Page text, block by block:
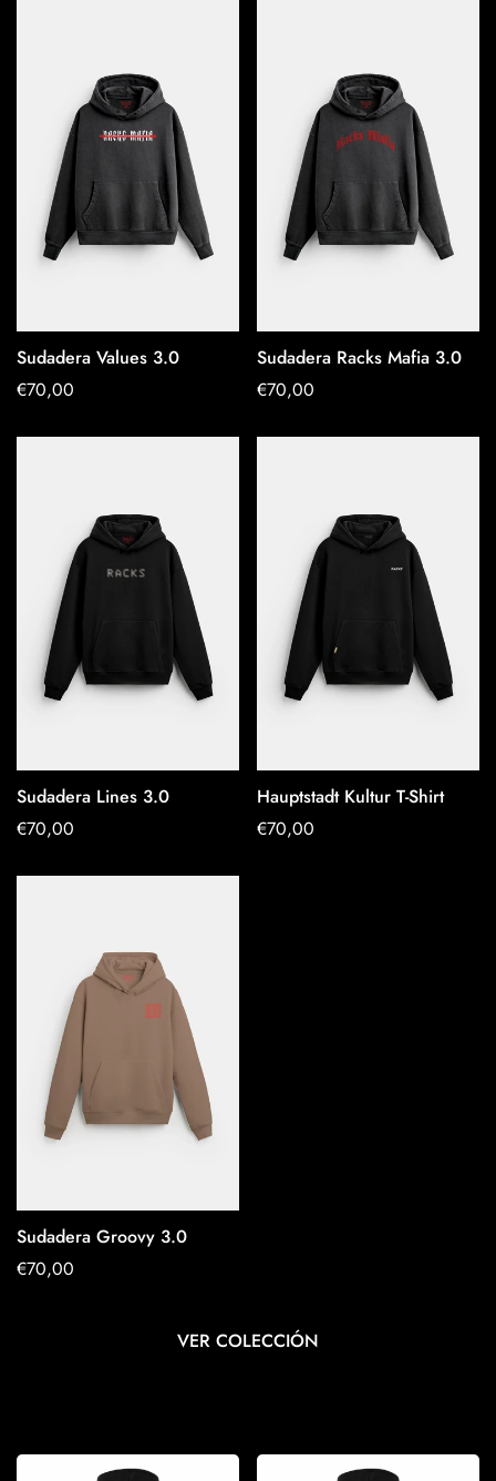
OPTIONEN
Sudadera Values 3.0
Regulärer
€70,00
OPTIONEN
Sudadera Racks Mafia 3.0
Regulärer
€70,00
OPTIONEN
Sudadera Lines 3.0
Regulärer
€70,00
OPTIONEN
Hauptstadt Kultur T-Shirt
Regulärer
€70,00
OPTIONEN
Sudadera Groovy 3.0
Regulärer
€70,00
VER COLECCIÓN